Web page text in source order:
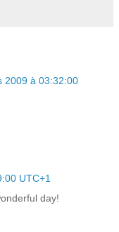
2009 à 03:32:00
UTC+1
day!